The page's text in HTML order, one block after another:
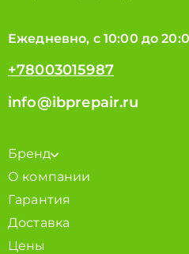
Ежедневно, с 10:00 до
+78003015987
info@ibprepair.ru
Бренд
О компании
Гарантия
Доставка
Цены